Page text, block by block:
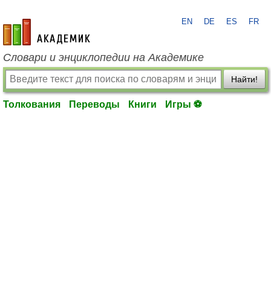
academic.ru
EN DE ES FR
Словари и энциклопедии на Академике
Найти!
Толкования Переводы Книги Игры ⚽